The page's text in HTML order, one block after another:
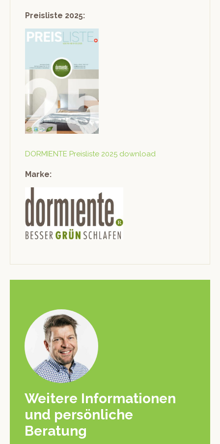
Preisliste 2025:
DORMIENTE Preis­liste 2025 download
Marke:
Weitere Informationen
und persönliche
Beratung